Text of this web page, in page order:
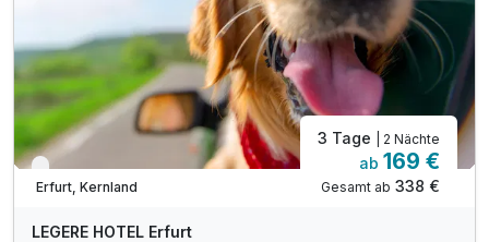
inkl. Nutzung des Sauna- und Wellnessbereichs
Hinweis: Hunde sind im Restaurant nicht gestattet
Verfügbar bis Dezember
Erfurt, Kernland
3 Tage | 2 Nächte
ab 169 €
Gesamt ab 338 €
LEGERE HOTEL Erfurt